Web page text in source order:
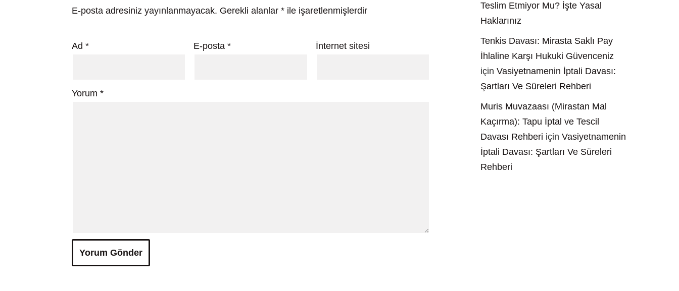
E-posta adresiniz yayınlanmayacak. Gerekli alanlar * ile işaretlenmişlerdir
Ad * E-posta* İnternet sitesi
Yorum *
Teslim Etmiyor Mu? İşte Yasal
Haklarınız
Tenkis Davası: Mirasta Saklı Pay
İhlaline Karşı Hukuki Güvenceniz
için Vasiyetnamenin İptali Davası:
Şartları Ve Süreleri Rehberi
Muris Muvazaası (Mirastan Mal
Kaçırma): Tapu İptal ve Tescil
Davası Rehberi için Vasiyetnamenin
İptali Davası: Şartları Ve Süreleri
Rehberi